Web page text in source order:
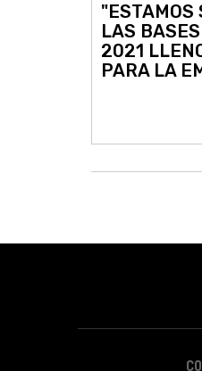
"ESTAMOS
LAS
2021
PARA LA